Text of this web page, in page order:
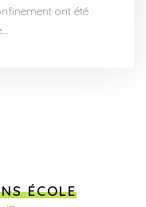
ont été
ÉCOLE